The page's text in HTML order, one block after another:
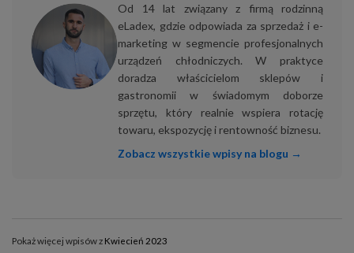
Od 14 lat związany z firmą rodzinną
eLadex, gdzie odpowiada za sprzedaż i e-
marketing w segmencie profesjonalnych
urządzeń chłodniczych. W praktyce
doradza właścicielom sklepów i
gastronomii w świadomym doborze
sprzętu, który realnie wspiera rotację
towaru, ekspozycję i rentowność biznesu.
Zobacz wszystkie wpisy na blogu →
Pokaż więcej wpisów z Kwiecień 2023